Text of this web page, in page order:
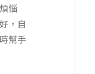
惱
，自
幫手